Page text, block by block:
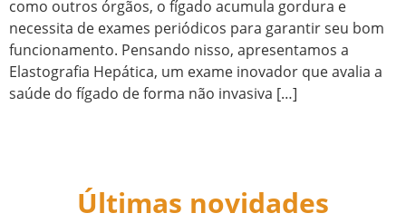
como outros órgãos, o fígado acumula gordura e
necessita de exames periódicos para garantir seu bom
funcionamento. Pensando nisso, apresentamos a
Elastografia Hepática, um exame inovador que avalia a
saúde do fígado de forma não invasiva […]
Últimas novidades